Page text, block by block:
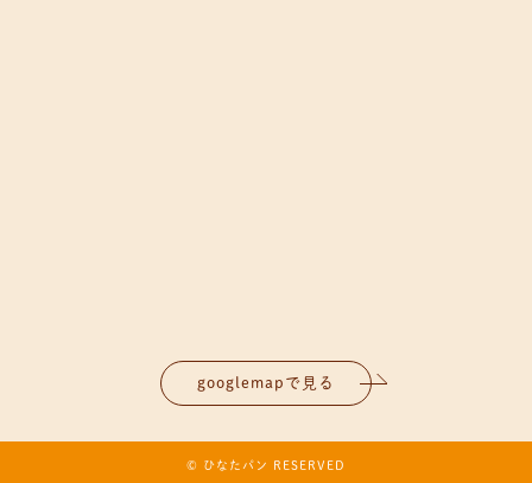
googlemapで見る
© ひなたパン RESERVED